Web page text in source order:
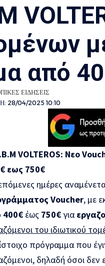
από
28/04/2025 10:10
ΕΙΔΗΣΕΙΣ
VOLTEROS: Nεο
εως 750€
ημέρες
Voucher, με
400€έως 750€για
του ιδιωτικού
πρόγραμμα που
δηλαδή όσοι